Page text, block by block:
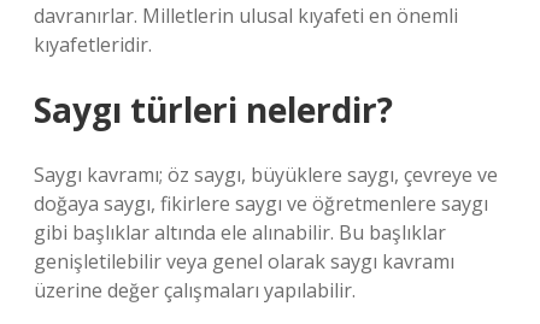
davranırlar. Milletlerin ulusal kıyafeti en önemli
kıyafetleridir.
Saygı türleri nelerdir?
Saygı kavramı; öz saygı, büyüklere saygı, çevreye ve
doğaya saygı, fikirlere saygı ve öğretmenlere saygı
gibi başlıklar altında ele alınabilir. Bu başlıklar
genişletilebilir veya genel olarak saygı kavramı
üzerine değer çalışmaları yapılabilir.